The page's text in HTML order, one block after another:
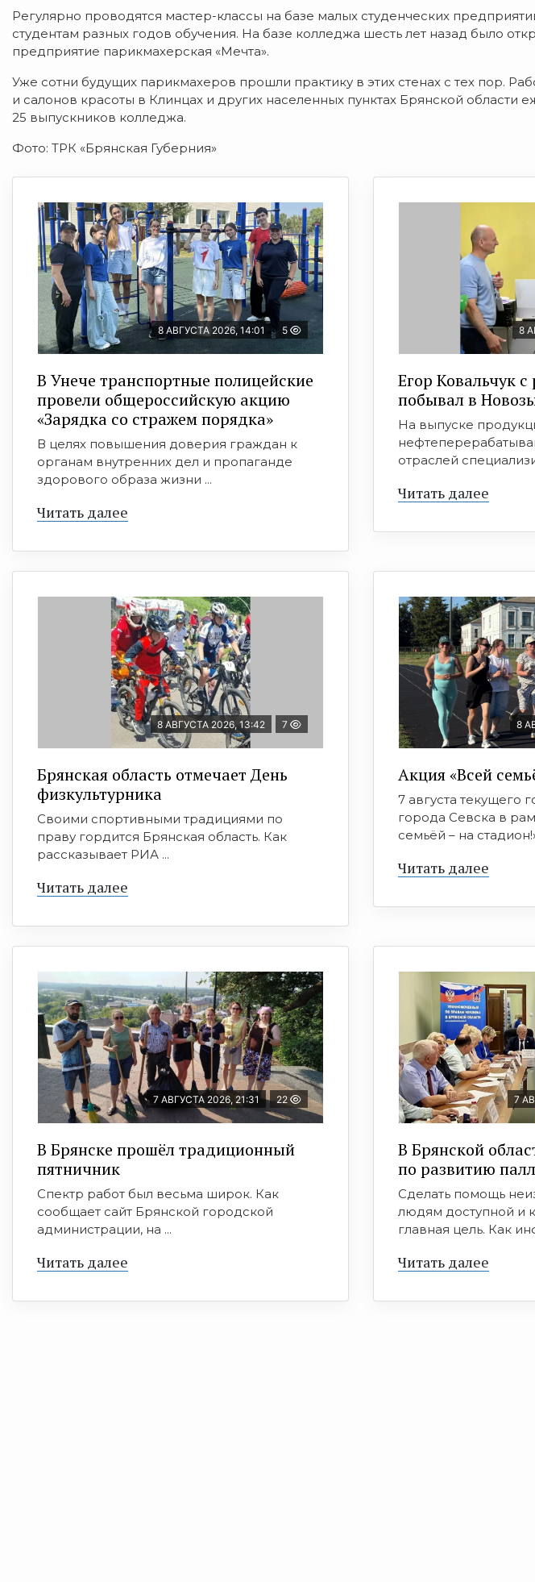
Регулярно проводятся мастер-классы на базе малых студенческих
студентам разных годов обучения. На базе колледжа шесть лет назад было
предприятие парикмахерская «Мечта».
Уже сотни будущих парикмахеров прошли практику в этих стенах с тех пор.
и салонов красоты в Клинцах и других населенных пунктах Брянской области
25 выпускников колледжа.
Фото: ТРК «Брянская Губерния»
8 АВГУСТА 2026, 14:01 5
В Унече транспортные полицейские
провели общероссийскую акцию
«Зарядка со стражем порядка»
В целях повышения доверия граждан к
органам внутренних дел и пропаганде
здорового образа жизни ...
Читать далее
8
Егор Ковальчук
побывал в
На выпуске
отраслей
Читать далее
8 АВГУСТА 2026, 13:42 7
Брянская область отмечает День
физкультурника
Своими спортивными традициями по
праву гордится Брянская область. Как
рассказывает РИА ...
Читать далее
8
Акция «Всей
7 августа текущего
города Севска в
семьёй – на
Читать далее
7 АВГУСТА 2026, 21:31 22
В Брянске прошёл традиционный
пятничник
Спектр работ был весьма широк. Как
сообщает сайт Брянской городской
администрации, на ...
Читать далее
7
В Брянской
по развитию
Сделать помощь
людям доступной и
главная цель. Как
Читать далее